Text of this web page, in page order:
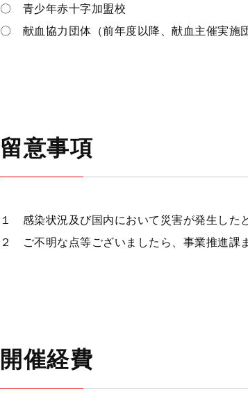
〇 青少年赤十字加盟校
〇 献血協力団体（前年度以降、献血主催実施
留意事項
１ 感染状況及び国内において災害が発生した
２ ご不明な点等ございましたら、事業推進課
開催経費